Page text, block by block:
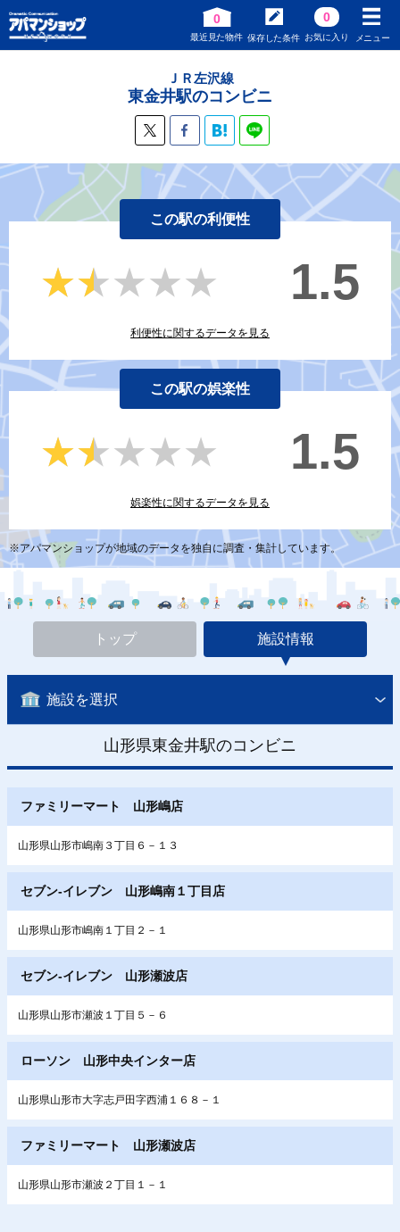
0
最近見た物件 保存した条件
0
お気に入り メニュー
ＪＲ左沢線
東金井駅のコンビニ
この駅の利便性
★★★★★
★★★★★ 1.5
利便性に関するデータを見る
この駅の娯楽性
★★★★★
★★★★★ 1.5
娯楽性に関するデータを見る
※アパマンショップが地域のデータを独自に調査・集計しています。
トップ 施設情報
施設を選択
山形県東金井駅のコンビニ
ファミリーマート 山形嶋店
山形県山形市嶋南３丁目６－１３
セブン‐イレブン 山形嶋南１丁目店
山形県山形市嶋南１丁目２－１
セブン‐イレブン 山形瀬波店
山形県山形市瀬波１丁目５－６
ローソン 山形中央インター店
山形県山形市大字志戸田字西浦１６８－１
ファミリーマート 山形瀬波店
山形県山形市瀬波２丁目１－１